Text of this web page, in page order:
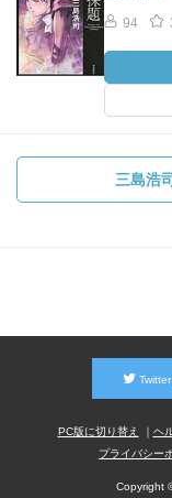
94
三島浩
PC版に切り替え ヘ
プライバシー
Copyright